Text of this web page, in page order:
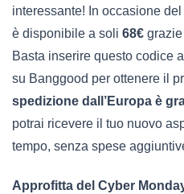
interessante! In occasione
è disponibile a soli 68€
Basta inserire questo codice
su Banggood per ottenere il
spedizione dall’Europa è
potrai ricevere il tuo nuovo
tempo, senza spese
Approfitta del Cyber